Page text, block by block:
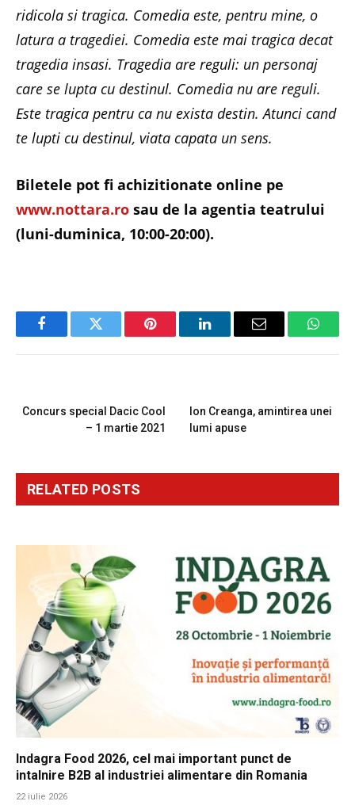
ridicola si tragica. Comedia este, pentru mine, o
latura a tragediei. Comedia este mai tragica decat
tragedia insasi. Tragedia are reguli: un personaj
care se lupta cu destinul. Comedia nu are reguli.
Este tragica pentru ca nu exista destin. Atunci cand
te lupti cu destinul, viata capata un sens.
Biletele pot fi achizitionate online pe
www.nottara.ro sau de la agentia teatrului
(luni-duminica, 10:00-20:00).
FacebookTwitter Pinterest LinkedInEmail
Concurs special Dacic Cool
– 1 martie 2021
Ion Creanga, amintirea unei
lumi apuse
RELATED POSTS
Indagra Food 2026, cel mai important punct de
intalnire B2B al industriei alimentare din Romania
22 iulie 2026